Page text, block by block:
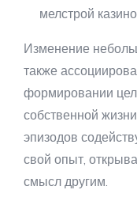
мелстрой казино
Изменение
также
формировании
собственной
эпизодов
свой опыт,
смысл другим.